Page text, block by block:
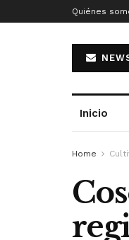
Quiénes
Inicio
Home